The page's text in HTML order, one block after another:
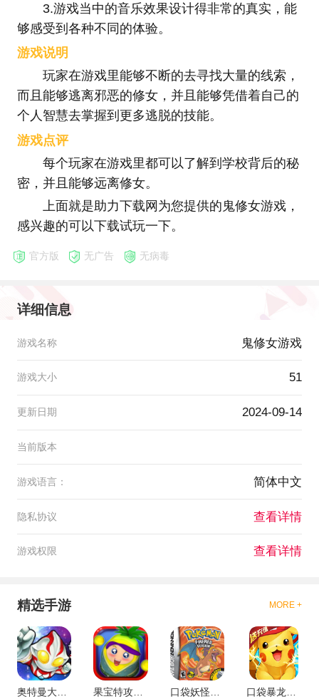
3.游戏当中的音乐效果设计得非常的真实，能
够感受到各种不同的体验。
游戏说明
玩家在游戏里能够不断的去寻找大量的线索，
而且能够逃离邪恶的修女，并且能够凭借着自己的
个人智慧去掌握到更多逃脱的技能。
游戏点评
每个玩家在游戏里都可以了解到学校背后的秘
密，并且能够远离修女。
上面就是助力下载网为您提供的鬼修女游戏，
感兴趣的可以下载试玩一下。
官方版 无广告 无病毒
详细信息
游戏名称 鬼修女游戏
游戏大小 51
更新日期 2024-09-14
当前版本
游戏语言： 简体中文
隐私协议 查看详情
游戏权限 查看详情
精选手游 MORE +
奥特曼大战小怪兽
果宝特攻机甲英雄
口袋妖怪：火红802 2.1汉化版
口袋暴龙送VIP18手机版